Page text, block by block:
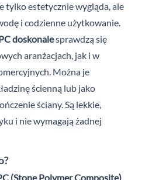
tylko estetycznie wygląda, ale
i codzienne użytkowanie.
doskonalesprawdzą się
aranżacjach, jak i w
Można je
ścienną lub jako
ściany. Są lekkie,
i nie wymagają żadnej
(Stone Polymer Composite)